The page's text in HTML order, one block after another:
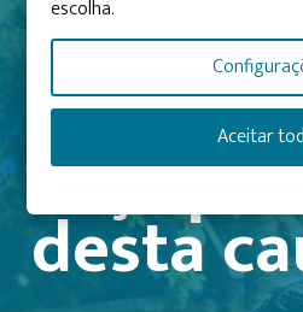
ENVOLVA-SE
Faça
desta
escolha.
Aceitar